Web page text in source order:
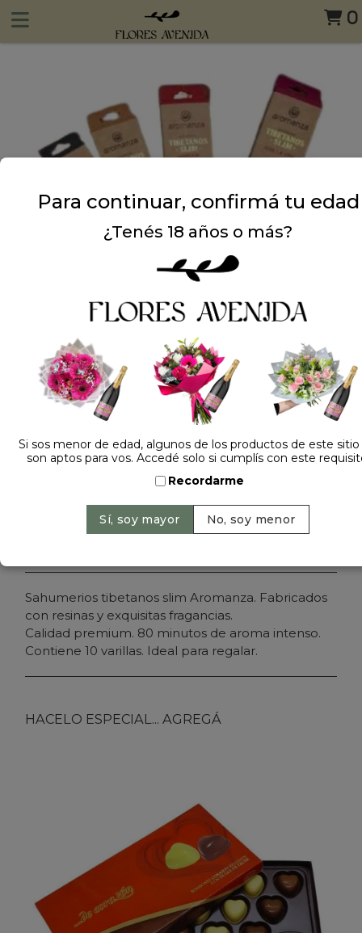
0
Dejá tu opinión
SAHUMERIO TIBETANO SLIM AROMANZA
Cantidad:
Agregar al carrito
Sahumerios tibetanos slim Aromanza. Fabricados
con resinas y exquisitas fragancias.
Calidad premium. 80 minutos de aroma intenso.
Contiene 10 varillas. Ideal para regalar.
HACELO ESPECIAL... AGREGÁ
Para continuar, confirmá tu edad
¿Tenés 18 años o más?
Si sos menor de edad, algunos de los productos de este
son aptos para vos. Accedé solo si cumplís con este
Recordarme